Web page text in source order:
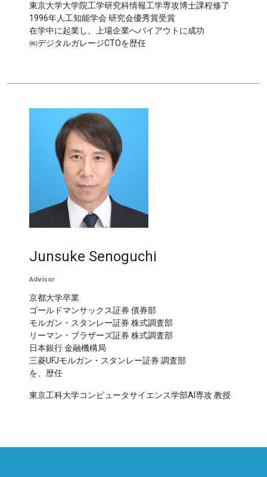
東京大学大学院工学研究科情報工学専攻博士課程修了
1996年人工知能学会 研究会優秀賞受賞
在学中に起業し、上場企業へバイアウトに成功
㈱デジタルガレージCTOを歴任
Junsuke Senoguchi
Advisor
京都大学卒業
ゴールドマンサックス証券 債券部
モルガン・スタンレー証券 株式調査部
リーマン・ブラザーズ証券 株式調査部
日本銀行 金融機構局
三菱UFJモルガン・スタンレー証券 調査部
を、歴任
東京工科大学コンピュータサイエンス学部AI専攻 教授